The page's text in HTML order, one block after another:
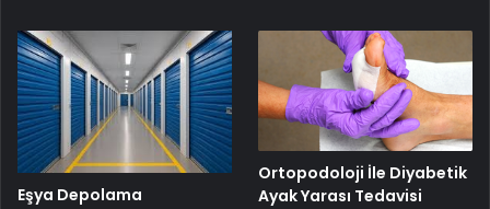
Eşya Depolama
Ortopodoloji İle Diyabetik
Ayak Yarası Tedavisi